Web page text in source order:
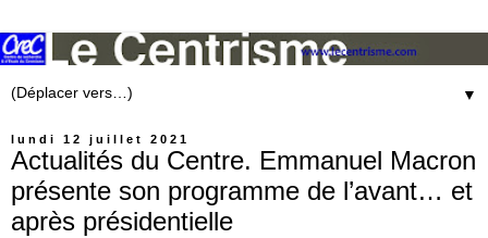
▼
lundi 12 juillet 2021
Actualités du Centre. Emmanuel Macron
présente son programme de l’avant… et
après présidentielle